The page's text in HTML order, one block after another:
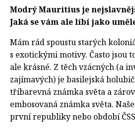
Modrý Mauritius je
Jaká se vám ale líbí jako
Mám rád spoustu starých
s exotickými motivy. Často jsou
ale krásné. Z těch vzácných (a
zajímavých) je basilejská
tříbarevná známka světa a
embosovaná známka světa.
první republiky nebo období